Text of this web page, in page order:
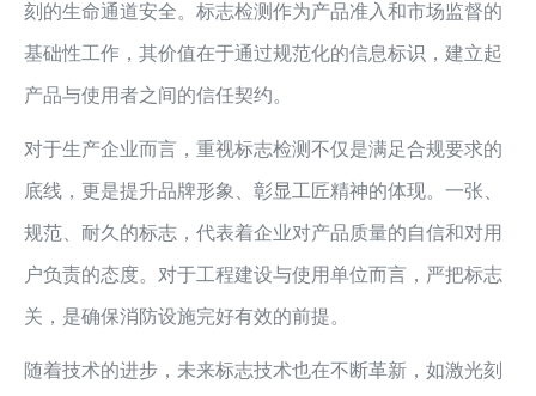
刻的生命通道安全。标志检测作为产品准入和市场监督的
基础性工作，其价值在于通过规范化的信息标识，建立起
产品与使用者之间的信任契约。
对于生产企业而言，重视标志检测不仅是满足合规要求的
底线，更是提升品牌形象、彰显工匠精神的体现。一张、
规范、耐久的标志，代表着企业对产品质量的自信和对用
户负责的态度。对于工程建设与使用单位而言，严把标志
关，是确保消防设施完好有效的前提。
随着技术的进步，未来标志技术也在不断革新，如激光刻